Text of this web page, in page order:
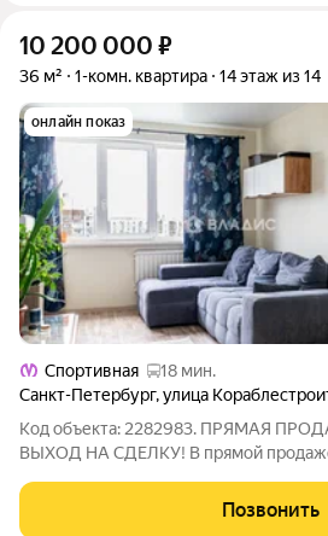
10 200 000 ₽
36 м² 1-комн. квартира 14 этаж из 14
онлайн показ
Спортивная
18 мин.
Санкт-Петербург,улица
Код объекта: 2282983. ПРЯМАЯ
ВЫХОД НА СДЕЛКУ! В прямой продаже
обременений - один взрослый
продается со всей мебелью -
Позвонить